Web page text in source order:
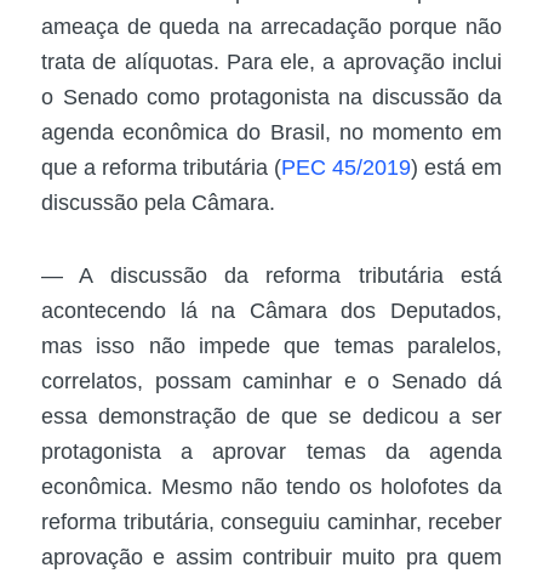
ameaça de queda na arrecadação porque não
trata de alíquotas. Para ele, a aprovação inclui
o Senado como protagonista na discussão da
agenda econômica do Brasil, no momento em
que a reforma tributária (PEC 45/2019) está em
discussão pela Câmara.
— A discussão da reforma tributária está
acontecendo lá na Câmara dos Deputados,
mas isso não impede que temas paralelos,
correlatos, possam caminhar e o Senado dá
essa demonstração de que se dedicou a ser
protagonista a aprovar temas da agenda
econômica. Mesmo não tendo os holofotes da
reforma tributária, conseguiu caminhar, receber
aprovação e assim contribuir muito pra quem